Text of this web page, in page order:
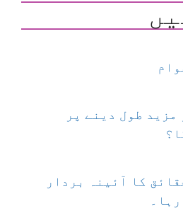
طول دینے پر
کا آئینہ بردار